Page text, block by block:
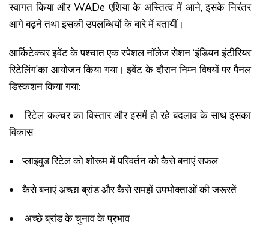
स्वागत किया और WADe एशिया के अस्तित्व में आने, इसके निरंतर
आगे बढ़ने तथा इसकी उपलब्धियों के बारे में बतायीं।
आर्किटेक्चर इवेंट के पश्चात एक स्पेशल नॉलेज सेशन ‘इंडियन इंटीरियर
रिटेलिंग’का आयोजन किया गया। इवेंट के दौरान निम्न विषयों पर पैनल
डिस्कशन किया गया:
•रिटेल कल्चर का विस्तार और इसमें हो रहे बदलाव के साथ इसका
विकास
• प्लाइवुड रिटेल को शोरूम में परिवर्तन को कैसे बनाएं सफल
• कैसे बनाएं अच्छा ब्रांड और कैसे समझें उपभोक्ताओं की जरूरतें
• अच्छे ब्रांड के चुनाव के प्रभाव